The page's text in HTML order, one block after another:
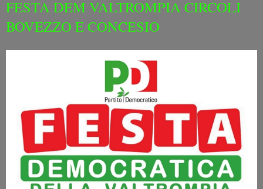
FESTA DEM VALTROMPIA CIRCOLI
BOVEZZO E CONCESIO